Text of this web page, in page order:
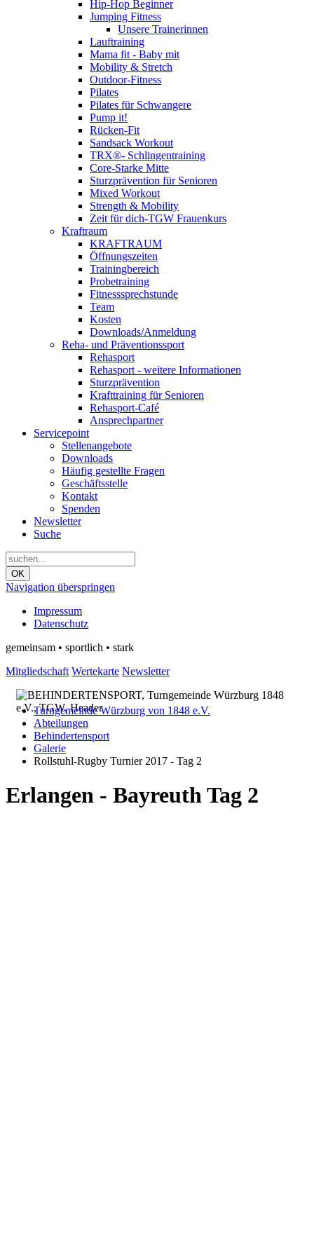
Hip-Hop Beginner
Jumping Fitness
Unsere Trainerinnen
Lauftraining
Mama fit - Baby mit
Mobility & Stretch
Outdoor-Fitness
Pilates
Pilates für Schwangere
Pump it!
Rücken-Fit
Sandsack Workout
TRX®- Schlingentraining
Core-Starke Mitte
Sturzprävention für Senioren
Mixed Workout
Strength & Mobility
Zeit für dich-TGW Frauenkurs
Kraftraum
KRAFTRAUM
Öffnungszeiten
Trainingbereich
Probetraining
Fitnesssprechstunde
Team
Kosten
Downloads/Anmeldung
Reha- und Präventionssport
Rehasport
Rehasport - weitere Informationen
Sturzprävention
Krafttraining für Senioren
Rehasport-Café
Ansprechpartner
Servicepoint
Stellenangebote
Downloads
Häufig gestellte Fragen
Geschäftsstelle
Kontakt
Spenden
Newsletter
Suche
OK
Navigation überspringen
Impressum
Datenschutz
gemeinsam • sportlich • stark
Mitgliedschaft Wertekarte Newsletter
Turngemeinde Würzburg von 1848 e.V.
Abteilungen
Behindertensport
Galerie
Rollstuhl-Rugby Turnier 2017 - Tag 2
Erlangen - Bayreuth Tag 2